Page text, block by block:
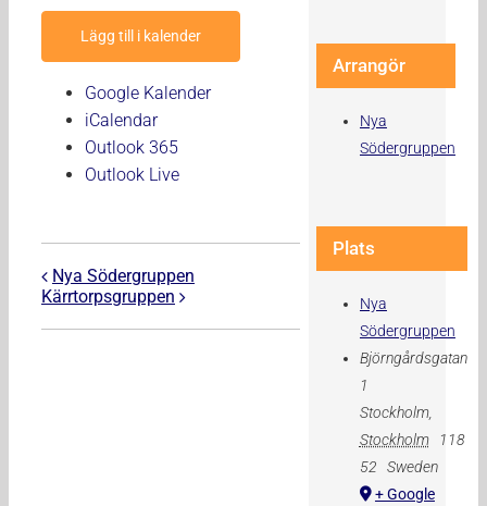
Lägg till i kalender
Google Kalender
iCalendar
Outlook 365
Outlook Live
Nya Södergruppen
Kärrtorpsgruppen
Arrangör
Nya
Södergruppen
Plats
Nya
Södergruppen
Björngårdsgatan
1
Stockholm,
Stockholm
118
52
Sweden
+ Google